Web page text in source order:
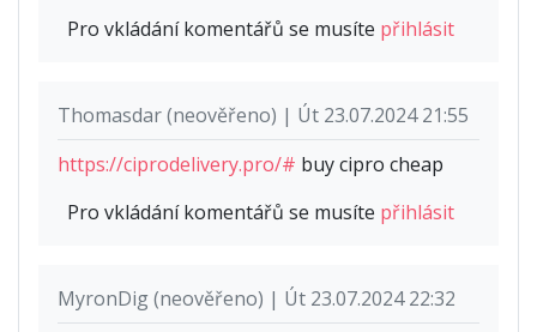
Pro vkládání komentářů se musíte přihlásit
Thomasdar (neověřeno) | Út 23.07.2024 21:55
https://ciprodelivery.pro/# buy cipro cheap
Pro vkládání komentářů se musíte přihlásit
MyronDig (neověřeno) | Út 23.07.2024 22:32